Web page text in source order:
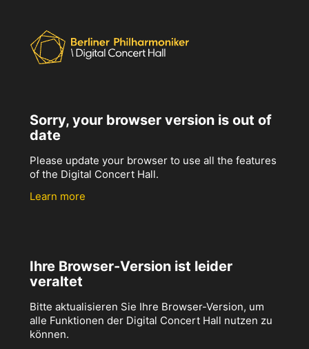
Sorry, your browser version is out of
date
Please update your browser to use all the features
of the Digital Concert Hall.
Learn more
Ihre Browser-Version ist leider
veraltet
Bitte aktualisieren Sie Ihre Browser-Version, um
alle Funktionen der Digital Concert Hall nutzen zu
können.